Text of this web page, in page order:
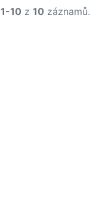
1-10 z 10 záznamů.